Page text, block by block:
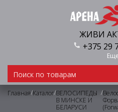
ЖИВИ
+375 29
Еще
Главная/Каталог/ВЕЛОСИПЕДЫ
В МИНСКЕ И
БЕЛАРУСИ
/